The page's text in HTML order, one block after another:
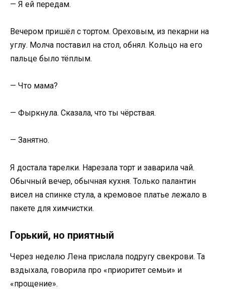
— Я ей передам.
Вечером пришёл с тортом. Ореховым, из пекарни на
углу. Молча поставил на стол, обнял. Кольцо на его
пальце было тёплым.
— Что мама?
— Фыркнула. Сказала, что ты чёрствая.
— Занятно.
Я достала тарелки. Нарезала торт и заварила чай.
Обычный вечер, обычная кухня. Только палантин
висел на спинке стула, а кремовое платье лежало в
пакете для химчистки.
Горький, но приятный
Через неделю Лена прислала подругу свекрови. Та
вздыхала, говорила про «приоритет семьи» и
«прощение».